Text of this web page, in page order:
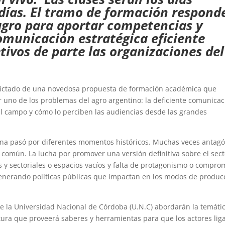
El tramo de formación
para aportar competencias y
estratégica eficiente
de parte las organizaciones del
de una novedosa propuesta de formación académica que
de los problemas del agro argentino: la deficiente
y cómo lo perciben las audiencias desde las grandes
pasó por diferentes momentos históricos. Muchas veces
La lucha por promover una versión definitiva sobre el
sectoriales o espacios vacíos y falta de protagonismo o
políticas públicas que impactan en los modos de
la Universidad Nacional de Córdoba (U.N.C) abordarán la
que proveerá saberes y herramientas para que los actores